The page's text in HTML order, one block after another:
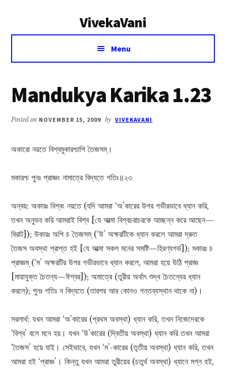
VivekaVani
Voice
Vivekananda
Menu
Mandukya Karika 1.23
Posted on NOVEMBER 15, 2009 by VIVEKAVANI
অকারো নয়তে বিশ্বমুকারশ্চাপি তৈজসম্।
মকারশ্চ পুনঃ প্রাজ্ঞং নামাত্রে বিদ্যতে গতিঃ॥২৩
অন্বয়: অকারঃ বিশ্বং নয়তে (যদি আমরা ‘অ’কারের উপর গভীরভাবে ধ্যান করি,
তখন অনুভব করি আমরাই বিশ্ব [যে আত্মা বিশ্বচরাচরকে আচ্ছন্ন করে আছেন—
বিরাট]); উকারঃ অপি চ তৈজসম্‌ (‘উ’ অক্ষরটিকে ধ্যান করলে আমরা দ্রুত
তৈজস অবস্থা প্রাপ্ত হই [যে আত্মা সকল মনের সমষ্টি—হিরণ্যগর্ভ]); মকারঃ চ
প্রাজ্ঞম্‌ (‘ম’ অক্ষরটির উপর গভীরভাবে ধ্যান করলে, আমরা হয়ে উঠি প্রাজ্ঞ
[মায়াযুক্ত চৈতন্য—ঈশ্বর]); অমাত্রে (তুরীয় অর্থাৎ শুদ্ধ চৈতন্যের ধ্যান
করলে); পুনঃ গতিঃ ন বিদ্যতে (তারপর আর কোনও গন্তব্যস্থান থাকে না)।
সরলার্থ: যখন আমরা ‘অ’কারের (প্রথম অবস্থা) ধ্যান করি, তখন নিজেদেরকে
‘বিশ্ব’ বলে মনে হয়। যখন ‘উ’কারের (দ্বিতীয় অবস্থা) ধ্যান করি তখন আমরা
‘তৈজস’ হয়ে যাই। সেইভাবে, যখন ‘ম’-কারের (তৃতীয় অবস্থা) ধ্যান করি, তখন
আমরা হই ‘প্রাজ্ঞ’। কিন্তু যখন আমরা তুরীয়ের (চতুর্থ অবস্থা) ধ্যানে মগ্ন হই,